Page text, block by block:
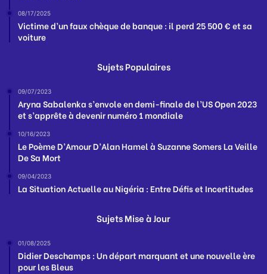
08/17/2025
Victime d’un faux chèque de banque : il perd 25 500 € et sa
voiture
Sujets Populaires
09/07/2023
Aryna Sabalenka s’envole en demi-finale de l’US Open 2023
et s’apprête à devenir numéro 1 mondiale
10/16/2023
Le Poème D’Amour D’Alan Hamel à Suzanne Somers La Veille
De Sa Mort
09/04/2023
La Situation Actuelle au Nigéria : Entre Défis et Incertitudes
Sujets Mise à Jour
01/08/2025
Didier Deschamps : Un départ marquant et une nouvelle ère
pour les Bleus